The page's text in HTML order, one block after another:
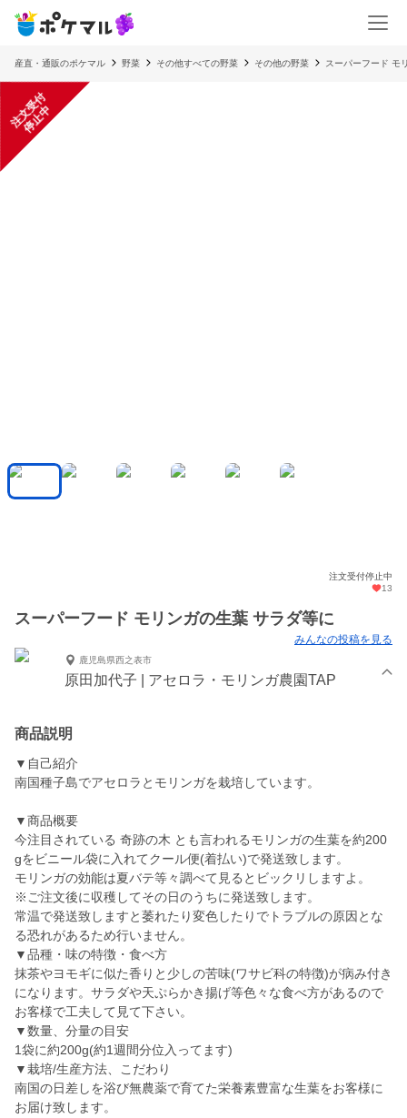
産直・通販のポケマル 野菜 その他すべての野菜 その他の野菜 スーパーフード モ
注
文
受
付
停
止
中
注文受付停止中
13
スーパーフード モリンガの生葉 サラダ等に
みんなの投稿を見る
鹿児島県西之表市
原田加代子 | アセロラ・モリンガ農園TAP
商品説明
▼自己紹介
南国種子島でアセロラとモリンガを栽培しています。
▼商品概要
今注目されている 奇跡の木 とも言われるモリンガの生葉を約200
gをビニール袋に入れてクール便(着払い)で発送致します。
モリンガの効能は夏バテ等々調べて見るとビックリしますよ。
※ご注文後に収穫してその日のうちに発送致します。
常温で発送致しますと萎れたり変色したりでトラブルの原因とな
る恐れがあるため行いません。
▼品種・味の特徴・食べ方
抹茶やヨモギに似た香りと少しの苦味(ワサビ科の特徴)が病み付き
になります。サラダや天ぷらかき揚げ等色々な食べ方があるので
お客様で工夫して見て下さい。
▼数量、分量の目安
1袋に約200g(約1週間分位入ってます)
▼栽培/生産方法、こだわり
南国の日差しを浴び無農薬で育てた栄養素豊富な生葉をお客様に
お届け致します。